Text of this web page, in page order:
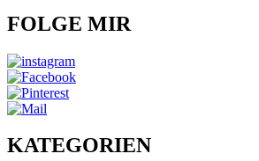
FOLGE MIR
KATEGORIEN